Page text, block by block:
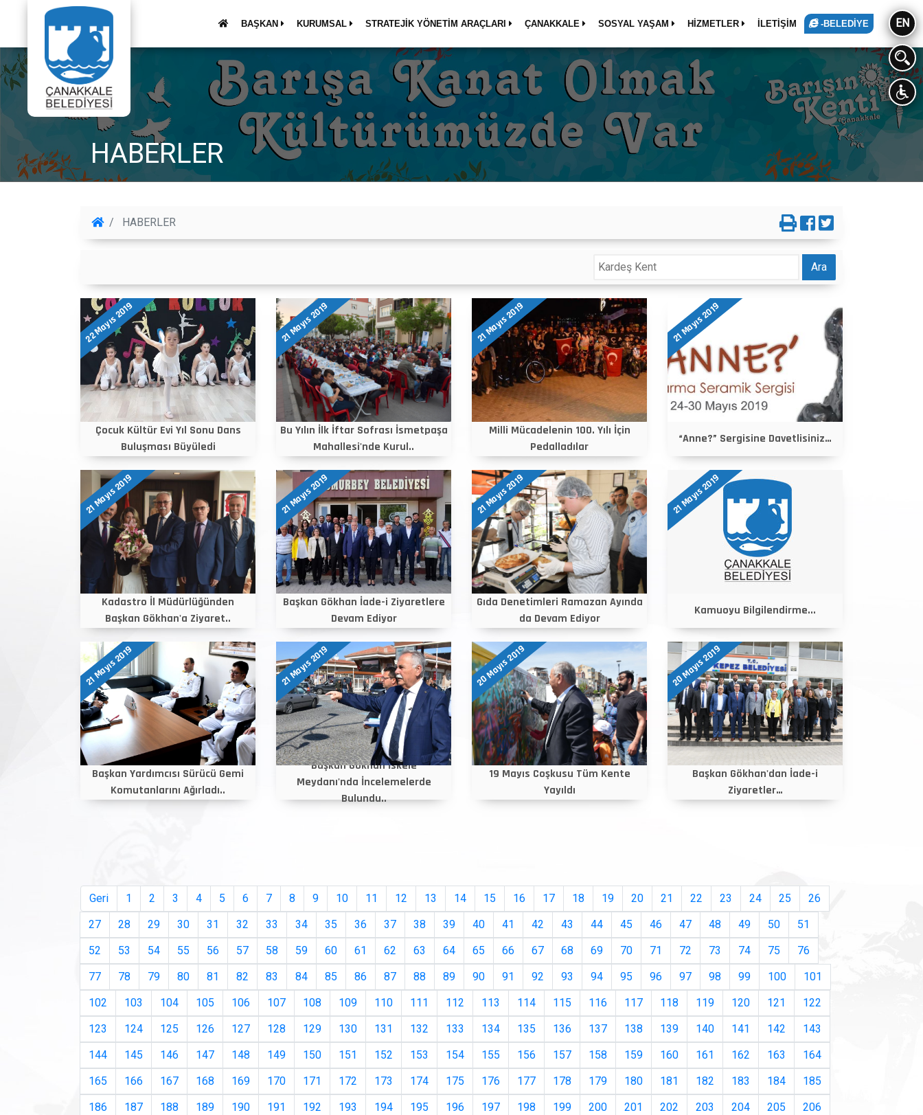
BAŞKAN KURUMSAL STRATEJİK YÖNETİM ARAÇLARI ÇANAKKALE SOSYAL YAŞAM HİZMETLER İLETİŞİM -BELEDİYE EN
HABERLER
HABERLER
Ara
22 Mayıs 2019
Çocuk Kültür Evi Yıl Sonu Dans
Buluşması Büyüledi
21 Mayıs 2019
Bu Yılın İlk İftar Sofrası İsmetpaşa
Mahallesi'nde Kurul..
21 Mayıs 2019
Milli Mücadelenin 100. Yılı İçin
Pedalladılar
21 Mayıs 2019
“Anne?” Sergisine Davetlisiniz…
21 Mayıs 2019
Kadastro İl Müdürlüğünden
Başkan Gökhan'a Ziyaret..
21 Mayıs 2019
Başkan Gökhan İade-i Ziyaretlere
Devam Ediyor
21 Mayıs 2019
Gıda Denetimleri Ramazan Ayında
da Devam Ediyor
21 Mayıs 2019
Kamuoyu Bilgilendirme...
21 Mayıs 2019
Başkan Yardımcısı Sürücü Gemi
Komutanlarını Ağırladı..
21 Mayıs 2019
Başkan Gökhan İskele
Meydanı'nda İncelemelerde
Bulundu..
20 Mayıs 2019
19 Mayıs Coşkusu Tüm Kente
Yayıldı
20 Mayıs 2019
Başkan Gökhan'dan İade-i
Ziyaretler…
Geri 1 2 3 4 5 6 7 8 9 10 11 12 13 14 15 16 17 18 19 20 21 22 23 24 25
26
27
28 29 30 31 32 33 34 35 36 37 38 39 40 41 42 43 44 45 46 47 48 49 50
51
52
53 54 55 56 57 58 59 60 61 62 63 64 65 66 67 68 69 70 71 72 73 74 75
76
77
78 79 80 81 82 83 84 85 86 87 88 89 90 91 92 93 94 95 96 97 98 99 100
101
102
103 104 105 106 107 108 109 110 111 112 113 114 115 116 117 118 119 120 121
122
123
124 125 126 127 128 129 130 131 132 133 134 135 136 137 138 139 140 141 142
143
144
145 146 147 148 149 150 151 152 153 154 155 156 157 158 159 160 161 162 163
164
165
166 167 168 169 170 171 172 173 174 175 176 177 178 179 180 181 182 183 184
185
186
187 188 189 190 191 192 193 194 195 196 197 198 199 200 201 202 203 204 205
206